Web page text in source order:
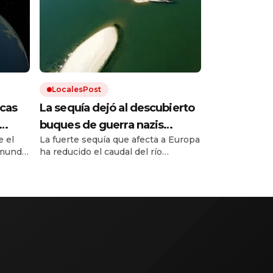
el
LocalesPost
La sequía dejó al descubierto
buques de guerra nazis
hundidos en un río europeo
La fuerte sequía que afecta a Europa
ha reducido el caudal del río
de buques de guerra alemanes